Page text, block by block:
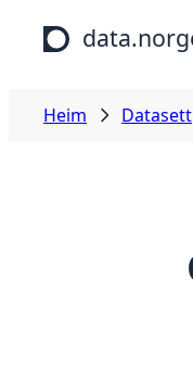
Hopp til hovudinnhald
Heim Datasett